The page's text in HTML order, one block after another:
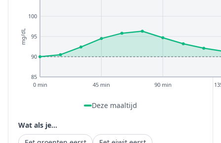
85
90
95
100
0 min 45 min 90 min
mg/dL
Deze maaltijd
Wat als je...